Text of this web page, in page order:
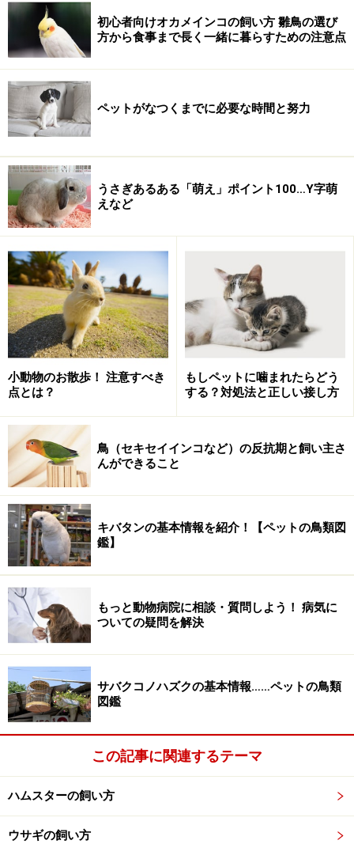
＜目次＞
ペットロスやペットの死を恐れてばかりでは何もできま
せん
ペットから学んだことを活かしてください
ペットは私たちより寿命が短い
亡くなったペットがあなたにくれたものを忘れずに
ペットロスやペットの死を恐れてばかりで
は何もできません
怖がらないで、一歩前に進んでみましょう
ペットを亡くした悲しみが大きくて、新しくペットを飼
うのに勇気が必要になることがあります。これはきっ
と、ペットを愛したすべての飼い主が感じることだと思
います。どうか、勇気を出すことをおそれないでくださ
い。
あなたの付き合っている人が、「あなたを好きだけれ
ど、別れが辛いからあなたとは結婚しない」と言ったと
したら、あなたはどう感じますか？ なぜそんな先のこ
とを不安に感じるのかと、疑問に思うのではないでしょ
うか。もしあなただったらどうでしょう。何年後かの別
れを危惧し、結婚することや誰かを愛すること、親友を
持つことをあきらめますか？
日本人は、悪い事態を想定し、したいことややりたいこ
とを自分で制限してしまう人が多いといいます。「通じ
なかったらどうしよう」と考えてしまい、学校でちゃん
と教わっているのに英語をしゃべらない人が多いのも、
自分で悪い事態を想定し、自分を制限しているからなの
初心者向けオカメインコの飼い方 雛鳥の選び
方から食事まで長く一緒に暮らすための注意点
ペットがなつくまでに必要な時間と努力
うさぎあるある「萌え」ポイント100…Y字萌
えなど
小動物のお散歩！ 注意すべき
点とは？
もしペットに噛まれたらどう
する？対処法と正しい接し方
鳥（セキセイインコなど）の反抗期と飼い主さ
んができること
キバタンの基本情報を紹介！【ペットの鳥類図
鑑】
もっと動物病院に相談・質問しよう！ 病気に
ついての疑問を解決
サバクコノハズクの基本情報……ペットの鳥類
図鑑
この記事に関連するテーマ
ハムスターの飼い方
ウサギの飼い方